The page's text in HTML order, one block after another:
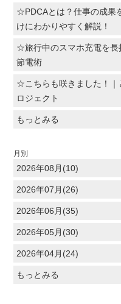
☆PDCAとは？仕事の成果
けにわかりやすく解説！
☆旅行中のスマホ充電を長
節電術
☆こちらも咲きました！｜
ロジェクト
もっとみる
月別
2026年08月(10)
2026年07月(26)
2026年06月(35)
2026年05月(30)
2026年04月(24)
もっとみる